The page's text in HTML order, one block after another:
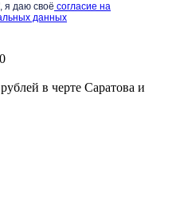
я даю своё согласие на
данных
в черте Саратова и